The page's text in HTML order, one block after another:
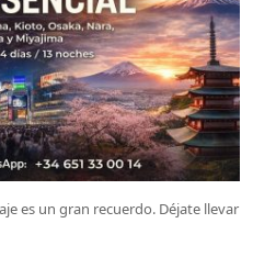
es un gran recuerdo. Déjate llevar